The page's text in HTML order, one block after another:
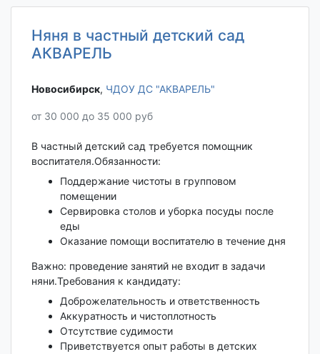
Няня в частный детский сад
АКВАРЕЛЬ
Новосибирск‎, ЧДОУ ДС "АКВАРЕЛЬ"
от 30 000 до 35 000 руб
В частный детский сад требуется помощник
воспитателя.Обязанности:
Поддержание чистоты в групповом
помещении
Сервировка столов и уборка посуды после
еды
Оказание помощи воспитателю в течение дня
Важно: проведение занятий не входит в задачи
няни.Требования к кандидату:
Доброжелательность и ответственность
Аккуратность и чистоплотность
Отсутствие судимости
Приветствуется опыт работы в детских